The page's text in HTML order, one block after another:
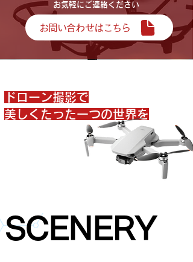
お気軽にご連絡ください
お問い合わせはこちら
ドローン撮影で
​美しくたった一つの世界を
SCENERY
SCENERY